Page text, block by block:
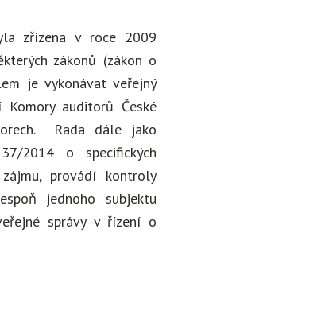
zřízena v roce 2009
zákonů (zákon o
je vykonávat veřejný
auditorů České
Rada dále jako
2014 o specifických
provádí kontroly
jednoho subjektu
správy v řízení o